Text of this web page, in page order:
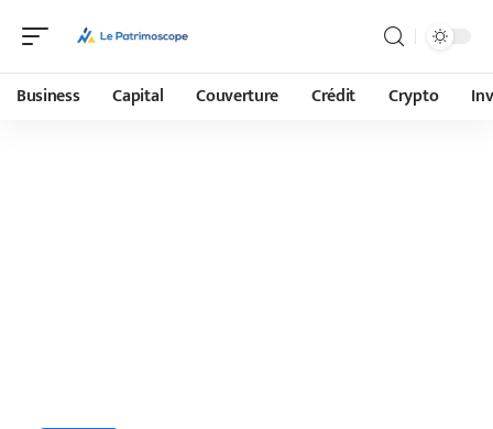
Business Capital Couverture Crédit Crypto